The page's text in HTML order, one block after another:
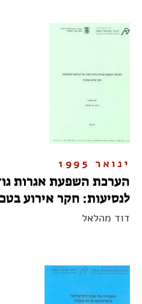
ינואר 1995
הערכת השפעת אגרות
לנסיעות: חקר אירוע
דוד מהלאל